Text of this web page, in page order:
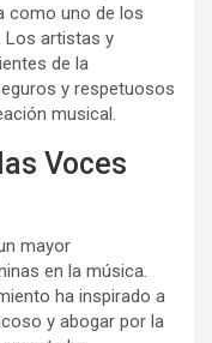
como uno de los
Los artistas y
de la
y respetuosos
musical.
Voces
mayor
en la música.
ha inspirado a
y abogar por la